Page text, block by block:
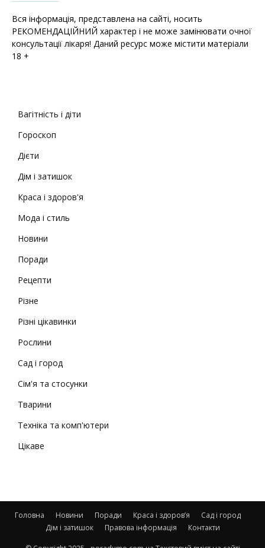
Вся інформація, представлена на сайті, носить
РЕКОМЕНДАЦІЙНИЙ характер і не може замінювати очної
консультації лікаря! Даний ресурс може містити матеріали
18 +
Вагітність і діти
Гороскоп
Дієти
Дім і затишок
Краса і здоров'я
Мода і стиль
Новини
Поради
Рецепти
Різне
Різні цікавинки
Рослини
Сад і город
Сім'я та стосунки
Тварини
Техніка та комп'ютери
Цікаве
Головна Новини Поради Краса і здоров’я
Сад і город
Дім і затишок
Правова інформація Контакти